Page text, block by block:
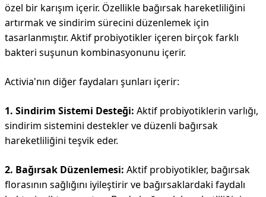
özel bir karışım içerir. Özellikle bağırsak hareketliliğini
artırmak ve sindirim sürecini düzenlemek için
tasarlanmıştır. Aktif probiyotikler içeren birçok farklı
bakteri suşunun kombinasyonunu içerir.
Activia'nın diğer faydaları şunları içerir:
1. Sindirim Sistemi Desteği: Aktif probiyotiklerin varlığı,
sindirim sistemini destekler ve düzenli bağırsak
hareketliliğini teşvik eder.
2. Bağırsak Düzenlemesi: Aktif probiyotikler, bağırsak
florasının sağlığını iyileştirir ve bağırsaklardaki faydalı